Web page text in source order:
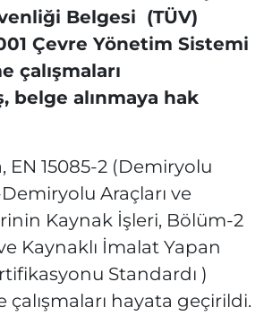
Belgesi (TÜV)
Çevre Yönetim Sistemi
çalışmaları
belge alınmaya hak
EN 15085-2 (Demiryolu
Araçları ve
Kaynak İşleri, Bölüm-2
Kaynaklı İmalat Yapan
Standardı )
hayata geçirildi.